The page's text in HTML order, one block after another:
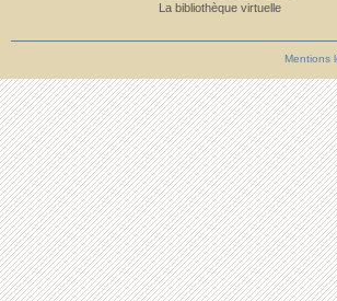
La bibliothèque virtuelle
Mentions